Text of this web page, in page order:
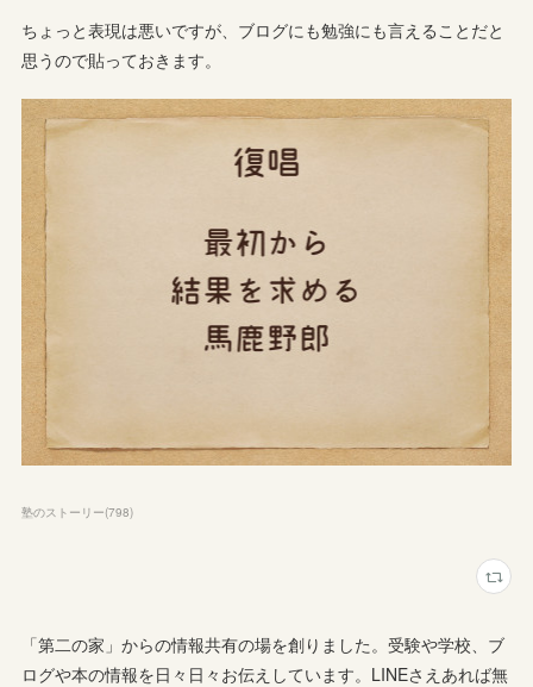
ちょっと表現は悪いですが、ブログにも勉強にも言えることだと
思うので貼っておきます。
塾のストーリー(798)
「第二の家」からの情報共有の場を創りました。受験や学校、ブ
ログや本の情報を日々日々お伝えしています。LINEさえあれば無